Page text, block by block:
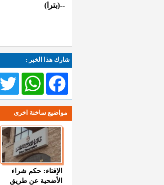
--(بترا)
شارك هذا الخبر :
TwitterWhatsAppFacebook
مواضيع ساخنة اخرى
الإفتاء: حكم شراء
الأضحية عن طريق